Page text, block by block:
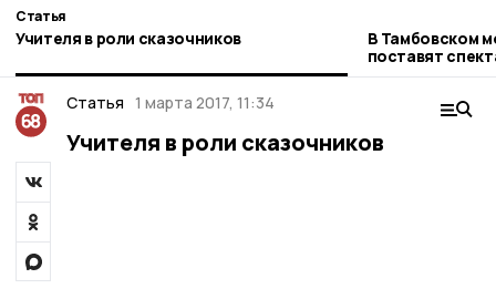
Статья
Учителя в роли сказочников
В Тамбовском
поставят
Достоевского
Статья 1 марта 2017, 11:34
Учителя в роли сказочников